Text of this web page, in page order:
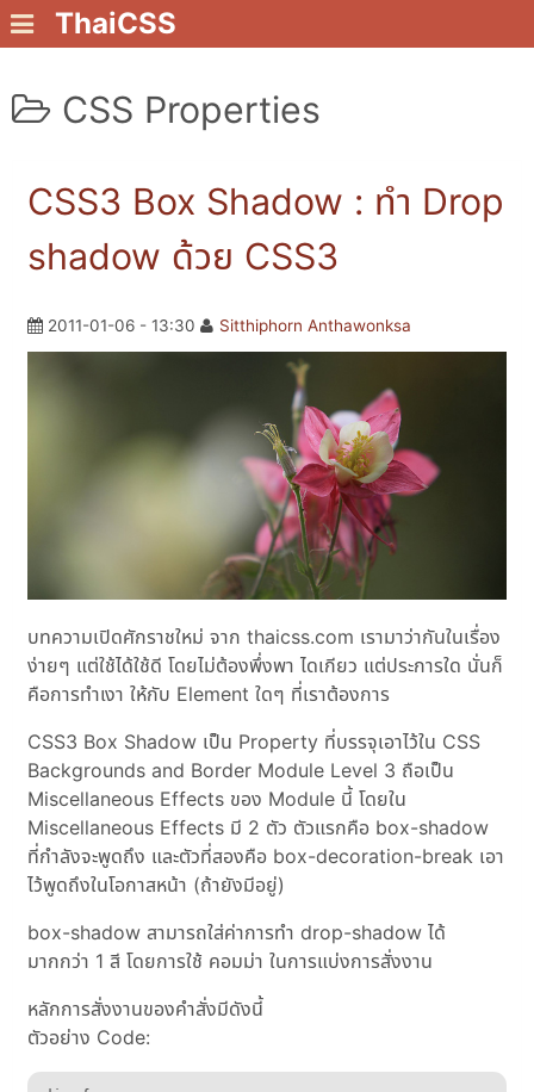
ThaiCSS
CSS Properties
CSS3 Box Shadow : ทำ Drop
shadow ด้วย CSS3
2011-01-06 - 13:30 Sitthiphorn Anthawonksa
บทความเปิดศักราชใหม่ จาก thaicss.com เรามาว่ากันในเรื่อง
ง่ายๆ แต่ใช้ได้ใช้ดี โดยไม่ต้องพึ่งพา ไดเกียว แต่ประการใด นั่นก็
คือการทำเงา ให้กับ Element ใดๆ ที่เราต้องการ
CSS3 Box Shadow เป็น Property ที่บรรจุเอาไว้ใน CSS
Backgrounds and Border Module Level 3 ถือเป็น
Miscellaneous Effects ของ Module นี้ โดยใน
Miscellaneous Effects มี 2 ตัว ตัวแรกคือ box-shadow
ที่กำลังจะพูดถึง และตัวที่สองคือ box-decoration-break เอา
ไว้พูดถึงในโอกาสหน้า (ถ้ายังมีอยู่)
box-shadow สามารถใส่ค่าการทำ drop-shadow ได้
มากกว่า 1 สี โดยการใช้ คอมม่า ในการแบ่งการสั่งงาน
หลักการสั่งงานของคำสั่งมีดังนี้
ตัวอย่าง Code: